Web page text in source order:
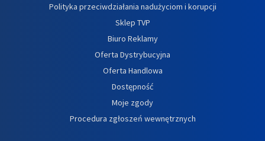
Polityka przeciwdziałania nadużyciom i korupcji
Sklep TVP
Biuro Reklamy
Oferta Dystrybucyjna
Oferta Handlowa
Dostępność
Moje zgody
Procedura zgłoszeń wewnętrznych